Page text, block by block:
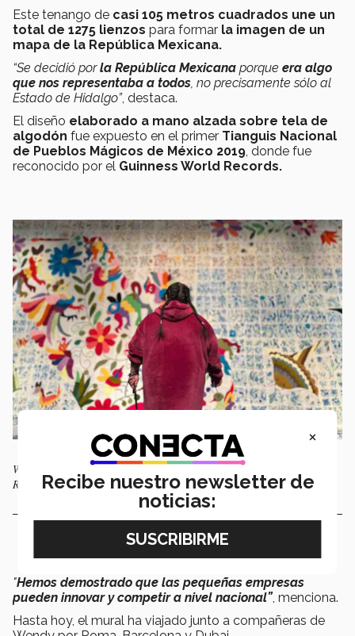
Este tenango de casi 105 metros cuadrados une un
total de 1275 lienzos para formar la imagen de un
mapa de la República Mexicana.
“Se decidió porla República Mexicana porque era algo
que nos representaba a todos , no precisamente sólo al
Estado de Hidalgo”, destaca.
El diseño elaborado a mano alzada sobre tela de
algodón fue expuesto en el primer Tianguis Nacional
de Pueblos Mágicos de México 2019 , donde fue
reconocido por el Guinness World Records.
Wendy Juárez frente al Tenango reconocido por el World Guinness
Records como el Bordado más grande del mundo, 2019.
"Hemos demostrado que las pequeñas empresas
pueden innovar y competir a nivel nacional”, menciona.
Hasta hoy, el mural ha viajado junto a compañeras de
×
Recibe nuestro newsletter de
noticias: